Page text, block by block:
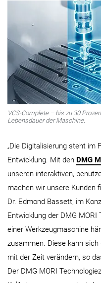
VCS-Complete – bis zu 30
Lebensdauer der Maschine.
„Die Digitalisierung steht im
Entwicklung. Mit den DMG
unseren interaktiven,
machen wir unsere Kunden
Dr. Edmond Bassett, im
Entwicklung der DMG MORI
einer Werkzeugmaschine
zusammen. Diese kann
mit der Zeit verändern, so
Der DMG MORI